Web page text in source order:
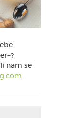
nam se
.